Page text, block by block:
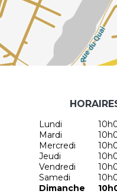
Lundi
Mardi
Mercredi
Jeudi
Vendredi
Samedi
Dimanche